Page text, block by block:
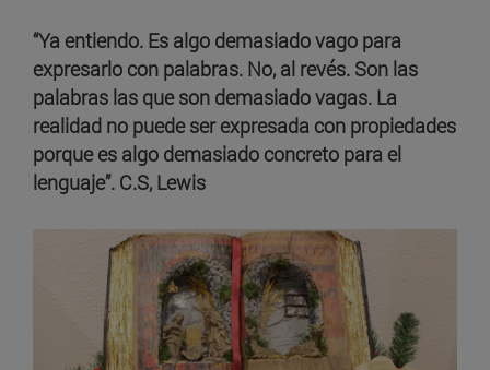
“Ya entiendo. Es algo demasiado vago para
expresarlo con palabras. No, al revés. Son las
palabras las que son demasiado vagas. La
realidad no puede ser expresada con propiedades
porque es algo demasiado concreto para el
lenguaje”. C.S, Lewis